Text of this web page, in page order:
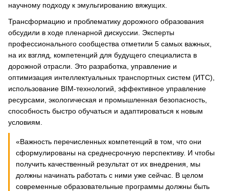
научному подходу к эмульгированию вяжущих.
Трансформацию и проблематику дорожного образования
обсудили в ходе пленарной дискуссии. Эксперты
профессионального сообщества отметили 5 самых важных,
на их взгляд, компетенций для будущего специалиста в
дорожной отрасли. Это разработка, управление и
оптимизация интеллектуальных транспортных систем (ИТС),
использование BIM-технологий, эффективное управление
ресурсами, экологическая и промышленная безопасность,
способность быстро обучаться и адаптироваться к новым
условиям.
«Важность перечисленных компетенций в том, что они
сформулированы на среднесрочную перспективу. И чтобы
получить качественный результат от их внедрения, мы
должны начинать работать с ними уже сейчас. В целом
современные образовательные программы должны быть